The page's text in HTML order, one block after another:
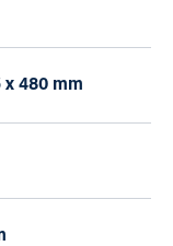
x 480 mm